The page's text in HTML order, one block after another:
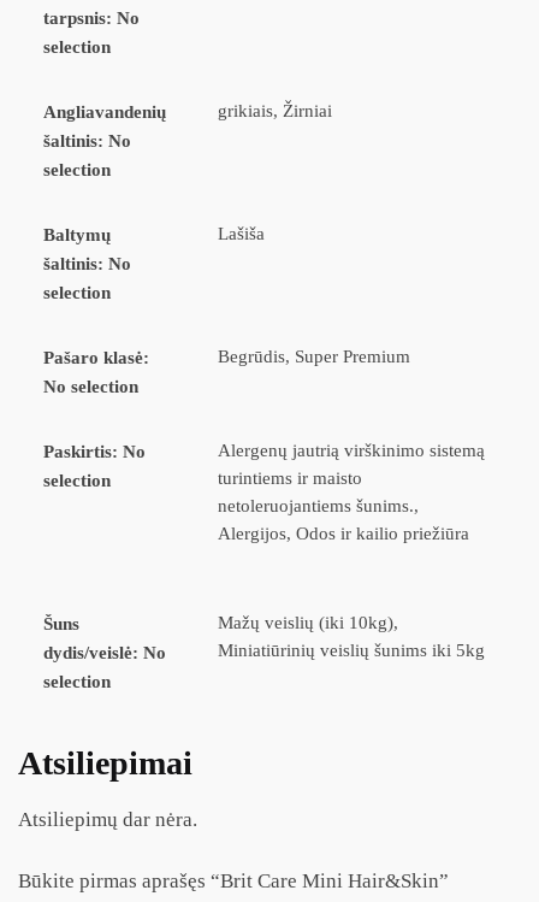
tarpsnis: No
selection
Angliavandenių
šaltinis: No
selection
grikiais, Žirniai
Baltymų
šaltinis: No
selection
Lašiša
Pašaro klasė:
No selection
Begrūdis, Super Premium
Paskirtis: No
selection
Alergenų jautrią virškinimo sistemą
turintiems ir maisto
netoleruojantiems šunims.,
Alergijos, Odos ir kailio priežiūra
Šuns
dydis/veislė: No
selection
Mažų veislių (iki 10kg),
Miniatiūrinių veislių šunims iki 5kg
Atsiliepimai
Atsiliepimų dar nėra.
Būkite pirmas aprašęs “Brit Care Mini Hair&Skin”